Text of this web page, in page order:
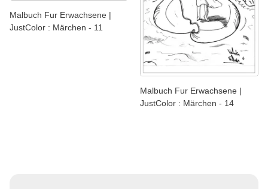
Malbuch Fur Erwachsene |
JustColor : Märchen - 11
Malbuch Fur Erwachsene |
JustColor : Märchen - 14